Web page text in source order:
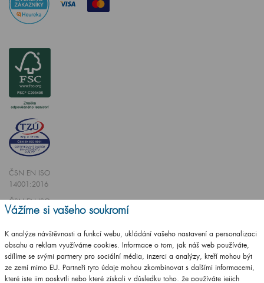
ČSN EN ISO
14001:2016
ČSN EN ISO
9001:2016
Vytvořilo studioCZECHGROUP.cz
Vážíme si vašeho soukromí
K analýze návštěvnosti a funkcí webu, ukládání vašeho nastavení a personalizaci
obsahu a reklam využíváme cookies. Informace o tom, jak náš web používáte,
sdílíme se svými partnery pro sociální média, inzerci a analýzy, kteří mohou být
ze zemí mimo EU. Partneři tyto údaje mohou zkombinovat s dalšími informacemi,
které jste jim poskytli nebo které získali v důsledku toho, že používáte jejich